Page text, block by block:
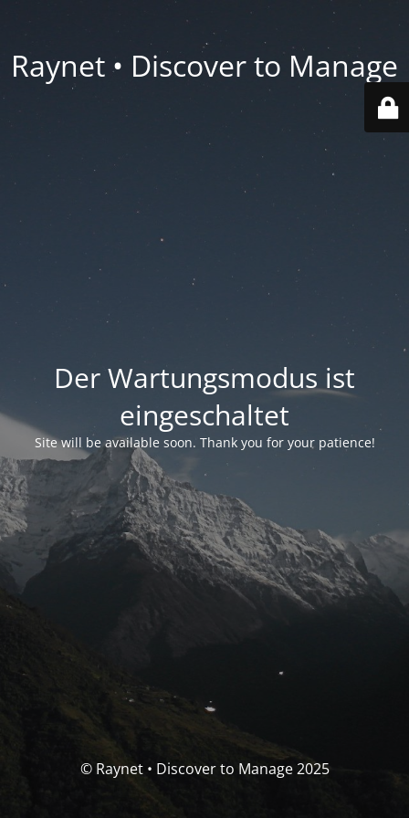
Raynet • Discover to Manage
Der Wartungsmodus ist
eingeschaltet
Site will be available soon. Thank you for your patience!
© Raynet • Discover to Manage 2025